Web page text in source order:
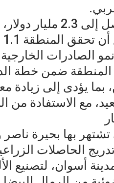
ضمن خطة
يؤدى إلى زيادة
مع الاستفادة من
بها بحيرة
الحاصلات
أسوان، لتصنيع